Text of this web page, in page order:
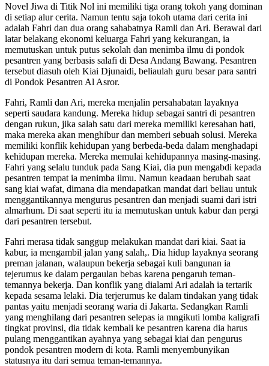
Novel Jiwa di Titik Nol ini memiliki tiga orang tokoh yang dominan
di setiap alur cerita. Namun tentu saja tokoh utama dari cerita ini
adalah Fahri dan dua orang sahabatnya Ramli dan Ari. Berawal dari
latar belakang ekonomi keluarga Fahri yang kekurangan, ia
memutuskan untuk putus sekolah dan menimba ilmu di pondok
pesantren yang berbasis salafi di Desa Andang Bawang. Pesantren
tersebut diasuh oleh Kiai Djunaidi, beliaulah guru besar para santri
di Pondok Pesantren Al Asror.
Fahri, Ramli dan Ari, mereka menjalin persahabatan layaknya
seperti saudara kandung. Mereka hidup sebagai santri di pesantren
dengan rukun, jika salah satu dari mereka memiliki keresahan hati,
maka mereka akan menghibur dan memberi sebuah solusi. Mereka
memiliki konflik kehidupan yang berbeda-beda dalam menghadapi
kehidupan mereka. Mereka memulai kehidupannya masing-masing.
Fahri yang selalu tunduk pada Sang Kiai, dia pun mengabdi kepada
pesantren tempat ia menimba ilmu. Namun keadaan berubah saat
sang kiai wafat, dimana dia mendapatkan mandat dari beliau untuk
menggantikannya mengurus pesantren dan menjadi suami dari istri
almarhum. Di saat seperti itu ia memutuskan untuk kabur dan pergi
dari pesantren tersebut.
Fahri merasa tidak sanggup melakukan mandat dari kiai. Saat ia
kabur, ia mengambil jalan yang salah,. Dia hidup layaknya seorang
preman jalanan, walaupun bekerja sebagai kuli bangunan ia
tejerumus ke dalam pergaulan bebas karena pengaruh teman-
temannya bekerja. Dan konflik yang dialami Ari adalah ia tertarik
kepada sesama lelaki. Dia terjerumus ke dalam tindakan yang tidak
pantas yaitu menjadi seorang waria di Jakarta. Sedangkan Ramli
yang menghilang dari pesantren selepas ia mngikuti lomba kaligrafi
tingkat provinsi, dia tidak kembali ke pesantren karena dia harus
pulang menggantikan ayahnya yang sebagai kiai dan pengurus
pondok pesantren modern di kota. Ramli menyembunyikan
statusnya itu dari semua teman-temannya.